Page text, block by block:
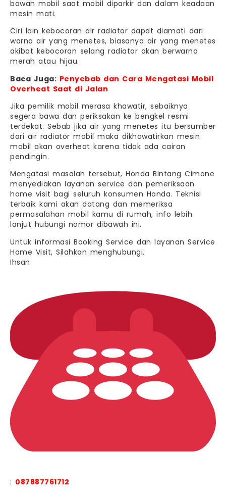
bawah mobil saat mobil diparkir dan dalam keadaan
mesin mati.
Ciri lain kebocoran air radiator dapat diamati dari
warna air yang menetes, biasanya air yang menetes
akibat kebocoran selang radiator akan berwarna
merah atau hijau.
Baca Juga: Penyebab dan Cara Mengatasi Mobil
Overheat Saat di Jalan
Jika pemilik mobil merasa khawatir, sebaiknya
segera bawa dan periksakan ke bengkel resmi
terdekat. Sebab jika air yang menetes itu bersumber
dari air radiator mobil maka dikhawatirkan mesin
mobil akan overheat karena tidak ada cairan
pendingin.
Mengatasi masalah tersebut, Honda Bintang Cimone
menyediakan layanan service dan pemeriksaan
home visit bagi seluruh konsumen Honda. Teknisi
terbaik kami akan datang dan memeriksa
permasalahan mobil kamu di rumah, info lebih
lanjut hubungi nomor dibawah ini.
Untuk informasi Booking Service dan layanan Service
Home Visit, Silahkan menghubungi.
Ihsan
: 087887761712